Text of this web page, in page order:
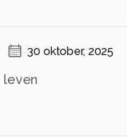
30 oktober, 2025
leven